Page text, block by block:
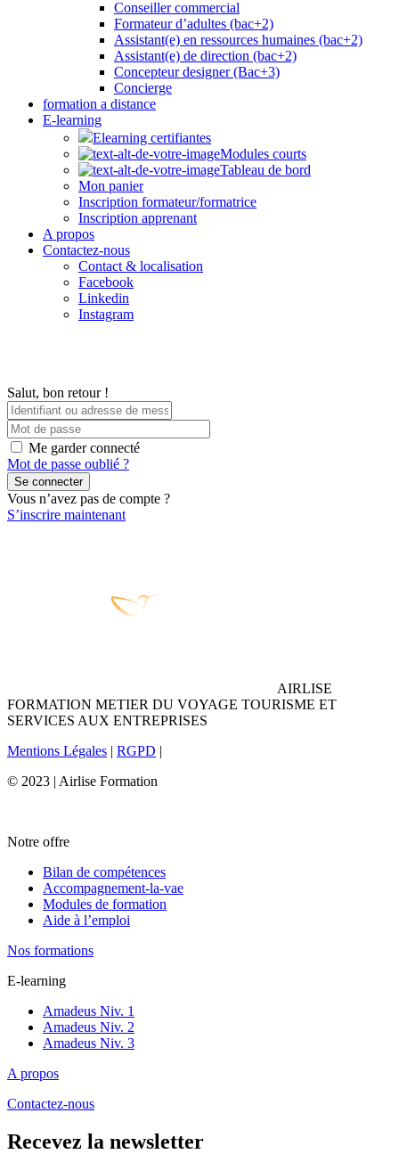
Conseiller commercial
Formateur d’adultes (bac+2)
Assistant(e) en ressources humaines (bac+2)
Assistant(e) de direction (bac+2)
Concepteur designer (Bac+3)
Concierge
formation a distance
E-learning
Elearning certifiantes
Modules courts
Tableau de bord
Mon panier
Inscription formateur/formatrice
Inscription apprenant
A propos
Contactez-nous
Contact & localisation
Facebook
Linkedin
Instagram
Salut, bon retour !
Me garder connecté
Mot de passe oublié ?
Se connecter
Vous n’avez pas de compte ?
S’inscrire maintenant
AIRLISE
FORMATION METIER DU VOYAGE TOURISME ET
SERVICES AUX ENTREPRISES
Mentions Légales | RGPD |
© 2023 | Airlise Formation
Notre offre
Bilan de compétences
Accompagnement-la-vae
Modules de formation
Aide à l’emploi
Nos formations
E-learning
Amadeus Niv. 1
Amadeus Niv. 2
Amadeus Niv. 3
A propos
Contactez-nous
Recevez la newsletter